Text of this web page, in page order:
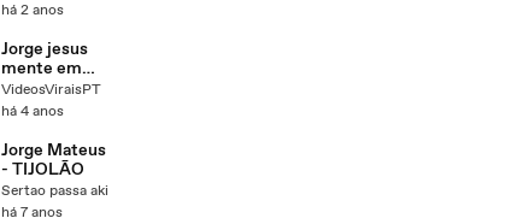
há 2 anos
Jorge jesus
mente em
entrevista no
Brasil
VideosViraisPT
há 4 anos
Jorge Mateus
- TIJOLÃO
Sertao passa aki
há 7 anos